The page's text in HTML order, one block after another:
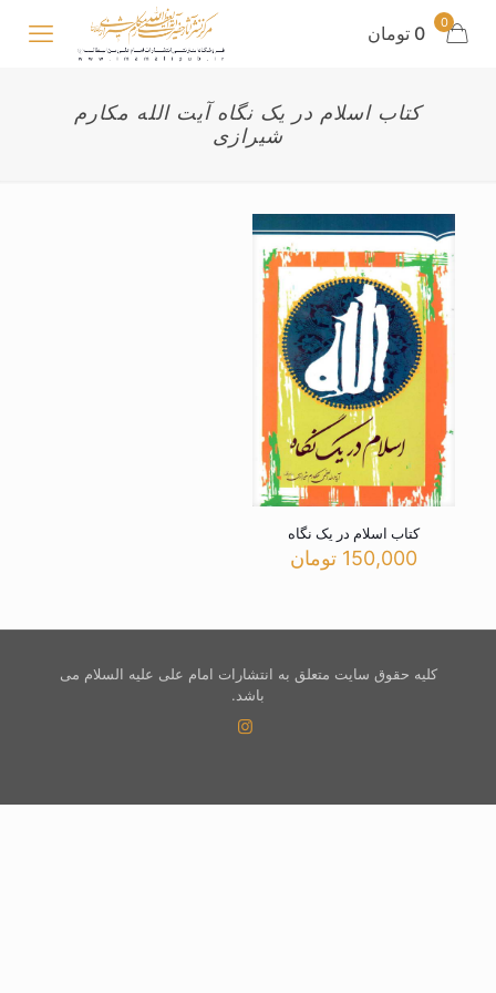
0 0 تومان
کتاب اسلام در یک نگاه آیت الله مکارم
شیرازی
کتاب اسلام در یک نگاه
150,000 تومان
کلیه حقوق سایت متعلق به انتشارات امام علی علیه السلام می
باشد.